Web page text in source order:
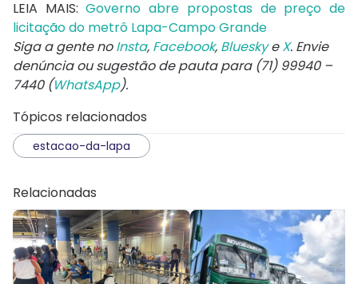
LEIA MAIS:Governo abre propostas de preço de
licitação do metrô Lapa-Campo Grande
Siga a gente noInsta, Facebook, BlueskyeX. Envie
denúncia ou sugestão de pauta para (71) 99940 –
7440 (WhatsApp).
Tópicos relacionados
estacao-da-lapa
Relacionadas